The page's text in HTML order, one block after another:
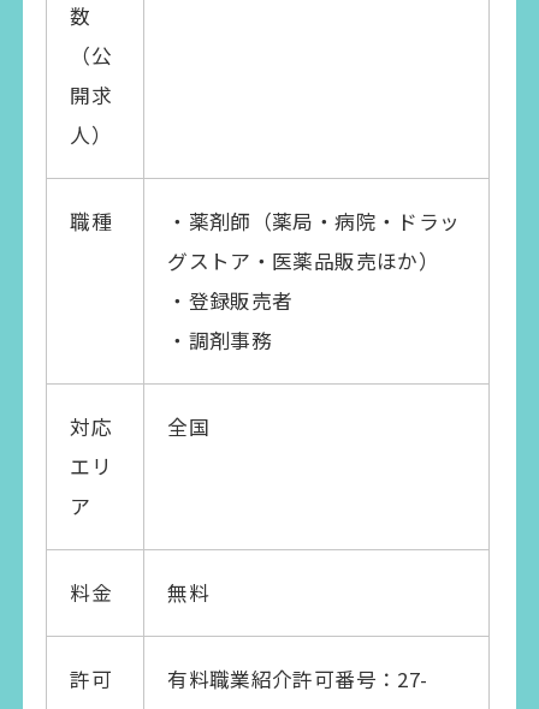
数
（公
開求
人）
職種
・薬剤師（薬局・病院・ドラッ
グストア・医薬品販売ほか）
・登録販売者
・調剤事務
対応
エリ
ア
全国
料金 無料
許可
有料職業紹介許可番号：27-